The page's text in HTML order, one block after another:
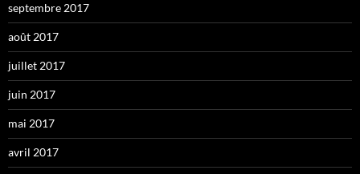
septembre 2017
août 2017
juillet 2017
juin 2017
mai 2017
avril 2017